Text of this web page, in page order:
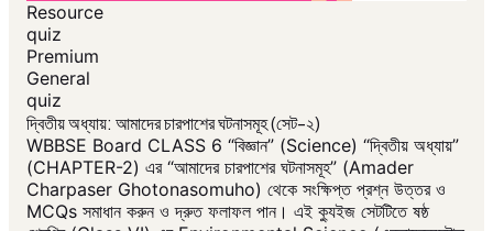
Resource
quiz
Premium
General
quiz
দ্বিতীয় অধ্যায়: আমাদের চারপাশের ঘটনাসমূহ (সেট-২)
WBBSE Board CLASS 6 “বিজ্ঞান” (Science) “দ্বিতীয় অধ্যায়”
(CHAPTER-2) এর “আমাদের চারপাশের ঘটনাসমূহ” (Amader
Charpaser Ghotonasomuho) থেকে সংক্ষিপ্ত প্রশ্ন উত্তর ও
MCQs সমাধান করুন ও দ্রুত ফলাফল পান। এই ক্যুইজ সেটটিতে ষষ্ঠ